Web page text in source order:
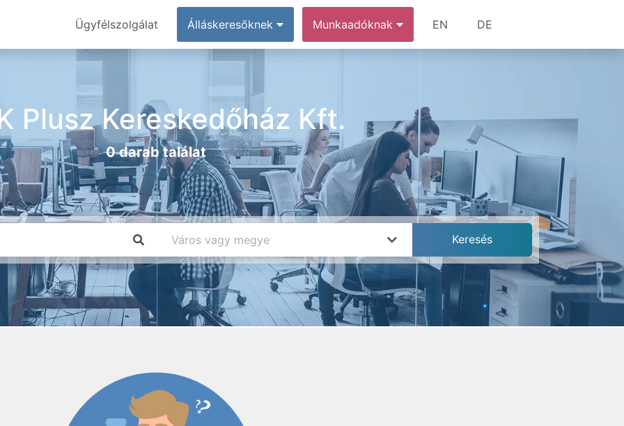
Ügyfélszolgálat Álláskeresőknek Munkaadóknak EN DE
Plusz Kereskedőház Kft.
0 darab találat